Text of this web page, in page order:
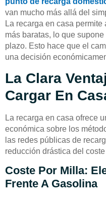
van mucho más allá del
La recarga en casa
más baratas, lo que
plazo. Esto hace que el
una decisión
La Clara
Cargar En
La recarga en casa ofrece
económica sobre los
las redes públicas de
reducción drástica del
Coste Por Milla:
Frente A Gasolina